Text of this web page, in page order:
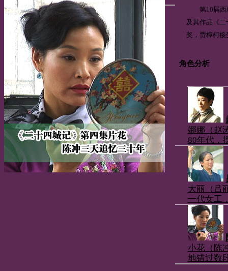
第10届西班
及其作品《
奖，贾樟柯
角色分析
娜娜（赵
80年代，
大丽（吕
一代女工
小花（陈
地错过数